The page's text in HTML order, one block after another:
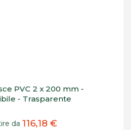
PVC 2 x 200 mm -
- Trasparente
da 116,18 €